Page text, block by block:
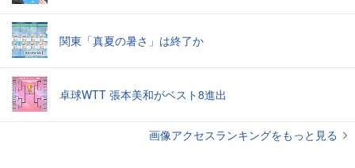
関東「真夏の暑さ」は終了か
卓球WTT 張本美和がベスト8進出
画像アクセスランキングをもっと見る